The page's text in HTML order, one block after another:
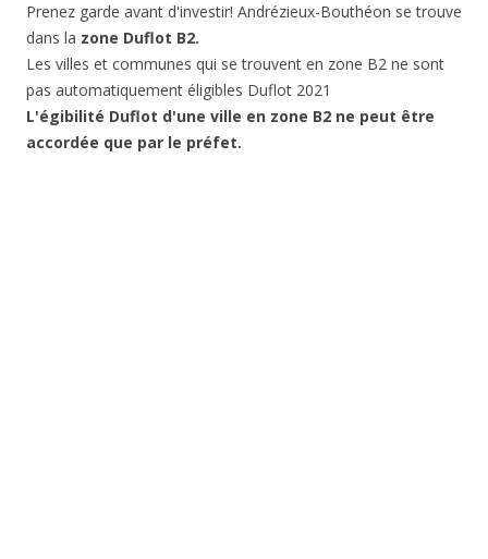
Prenez garde avant d'investir! Andrézieux-Bouthéon se trouve
dans la zone Duflot B2.
Les villes et communes qui se trouvent en zone B2 ne sont
pas automatiquement éligibles Duflot 2021
L'égibilité Duflot d'une ville en zone B2 ne peut être
accordée que par le préfet.